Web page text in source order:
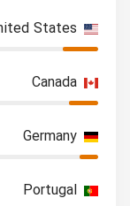
States
Canada
Germany
Portugal